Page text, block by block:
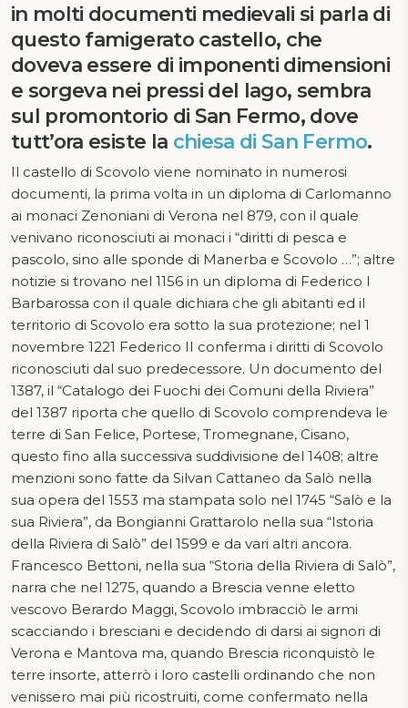
in molti documenti medievali si parla di
questo famigerato castello, che
doveva essere di imponenti dimensioni
e sorgeva nei pressi del lago, sembra
sul promontorio di San Fermo, dove
tutt’ora esiste la chiesa di San Fermo.
Il castello di Scovolo viene nominato in numerosi
documenti, la prima volta in un diploma di Carlomanno
ai monaci Zenoniani di Verona nel 879, con il quale
venivano riconosciuti ai monaci i “diritti di pesca e
pascolo, sino alle sponde di Manerba e Scovolo …”; altre
notizie si trovano nel 1156 in un diploma di Federico I
Barbarossa con il quale dichiara che gli abitanti ed il
territorio di Scovolo era sotto la sua protezione; nel 1
novembre 1221 Federico II conferma i diritti di Scovolo
riconosciuti dal suo predecessore. Un documento del
1387, il “Catalogo dei Fuochi dei Comuni della Riviera”
del 1387 riporta che quello di Scovolo comprendeva le
terre di San Felice, Portese, Tromegnane, Cisano,
questo fino alla successiva suddivisione del 1408; altre
menzioni sono fatte da Silvan Cattaneo da Salò nella
sua opera del 1553 ma stampata solo nel 1745 “Salò e la
sua Riviera”, da Bongianni Grattarolo nella sua “Istoria
della Riviera di Salò” del 1599 e da vari altri ancora.
Francesco Bettoni, nella sua “Storia della Riviera di Salò”,
narra che nel 1275, quando a Brescia venne eletto
vescovo Berardo Maggi, Scovolo imbracciò le armi
scacciando i bresciani e decidendo di darsi ai signori di
Verona e Mantova ma, quando Brescia riconquistò le
terre insorte, atterrò i loro castelli ordinando che non
venissero mai più ricostruiti, come confermato nella